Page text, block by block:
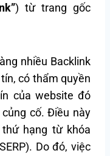
) từ trang gốc
nhiều Backlink
có thẩm quyền
của website đó
cố. Điều này
hạng từ khóa
Do đó, việc